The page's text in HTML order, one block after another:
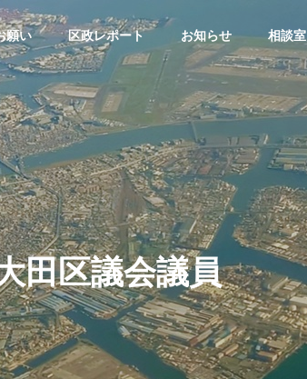
願い 区政レポート お知らせ 相談室
BASIC PRINCIPLE
基本理念
Family
Disability Chi
ldren Support
障害のある子ど
み/令
和7年3
疑）
大田区議会質疑
大田区議会議員：寺下なおみ/令
和7年予算特別委員会（令和7年3
月12日/審査第4日 款別質疑）
田区議会議員